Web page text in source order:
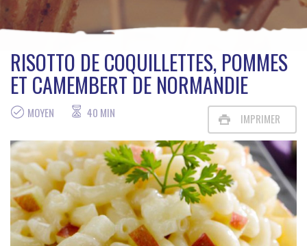
RISOTTO DE COQUILLETTES, POMMES
ET CAMEMBERT DE NORMANDIE
MOYEN 40 MIN IMPRIMER